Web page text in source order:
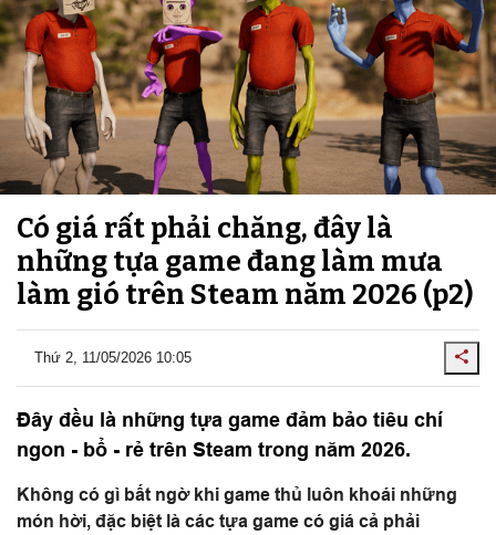
Có giá rất phải chăng, đây là
những tựa game đang làm mưa
làm gió trên Steam năm 2026 (p2)
Thứ 2, 11/05/2026 10:05
Đây đều là những tựa game đảm bảo tiêu chí
ngon - bổ - rẻ trên Steam trong năm 2026.
Không có gì bất ngờ khi game thủ luôn khoái những
món hời, đặc biệt là các tựa game có giá cả phải